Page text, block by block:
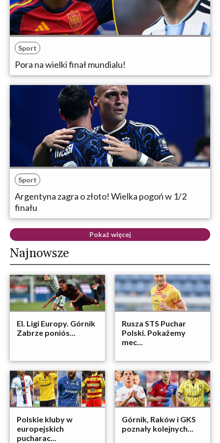
Sport
Pora na wielki finał mundialu!
Sport
Argentyna zagra o złoto! Wielka pogoń w 1/2
finału
Pokaż więcej
Najnowsze
El. Ligi Europy. Górnik
Zabrze poniós...
Rusza STS Puchar
Polski. Pokażemy
mec...
Polskie kluby w
europejskich
pucharac...
Górnik, Raków i GKS
poznały kolejnych...